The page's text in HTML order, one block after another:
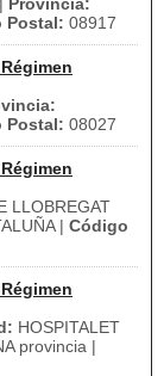
Postal: 08917
Postal: 08027
LLOBREGAT
| Código
HOSPITALET
provincia |